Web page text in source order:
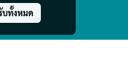
บทั้งหมด